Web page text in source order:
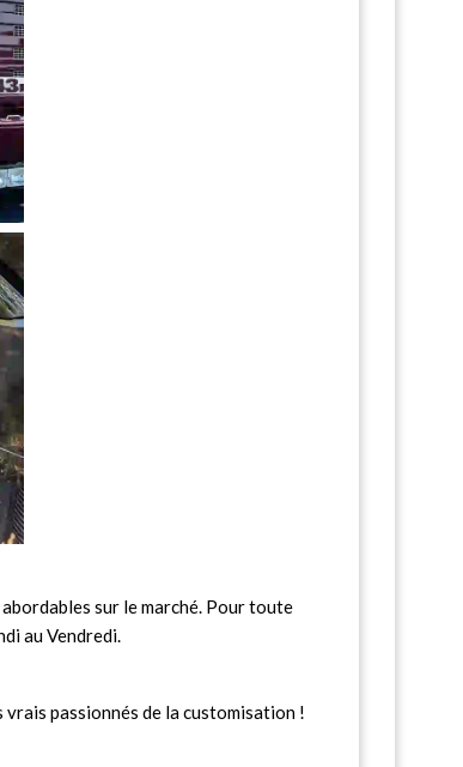
sur le marché. Pour toute
au Vendredi.
passionnés de la customisation !